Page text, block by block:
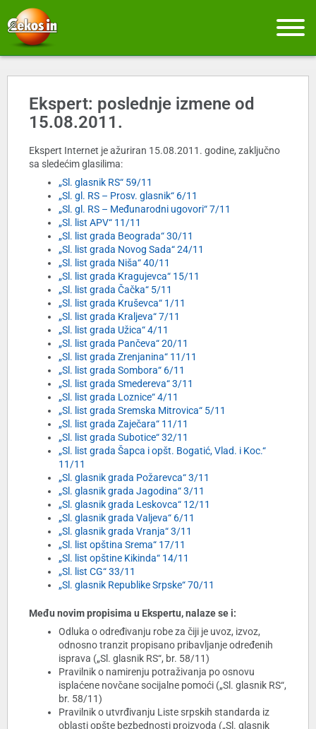
Ekspert: poslednje izmene od
15.08.2011.
Ekspert Internet je ažuriran 15.08.2011. godine, zaključno
sa sledećim glasilima:
„Sl. glasnik RS“ 59/11
„Sl. gl. RS – Prosv. glasnik“ 6/11
„Sl. gl. RS – Međunarodni ugovori“ 7/11
„Sl. list APV“ 11/11
„Sl. list grada Beograda“ 30/11
„Sl. list grada Novog Sada“ 24/11
„Sl. list grada Niša“ 40/11
„Sl. list grada Kragujevca“ 15/11
„Sl. list grada Čačka“ 5/11
„Sl. list grada Kruševca“ 1/11
„Sl. list grada Kraljeva“ 7/11
„Sl. list grada Užica“ 4/11
„Sl. list grada Pančeva“ 20/11
„Sl. list grada Zrenjanina“ 11/11
„Sl. list grada Sombora“ 6/11
„Sl. list grada Smedereva“ 3/11
„Sl. list grada Loznice“ 4/11
„Sl. list grada Sremska Mitrovica“ 5/11
„Sl. list grada Zaječara“ 11/11
„Sl. list grada Subotice“ 32/11
„Sl. list grada Šapca i opšt. Bogatić, Vlad. i Koc.“
11/11
„Sl. glasnik grada Požarevca“ 3/11
„Sl. glasnik grada Jagodina“ 3/11
„Sl. glasnik grada Leskovca“ 12/11
„Sl. glasnik grada Valjeva“ 6/11
„Sl. glasnik grada Vranja“ 3/11
„Sl. list opština Srema“ 17/11
„Sl. list opštine Kikinda“ 14/11
„Sl. list CG“ 33/11
„Sl. glasnik Republike Srpske“ 70/11
Među novim propisima u Ekspertu, nalaze se i:
Odluka o određivanju robe za čiji je uvoz, izvoz,
odnosno tranzit propisano pribavljanje određenih
isprava („Sl. glasnik RS“, br. 58/11)
Pravilnik o namirenju potraživanja po osnovu
isplaćene novčane socijalne pomoći („Sl. glasnik RS“,
br. 58/11)
Pravilnik o utvrđivanju Liste srpskih standarda iz
oblasti opšte bezbednosti proizvoda („Sl. glasnik